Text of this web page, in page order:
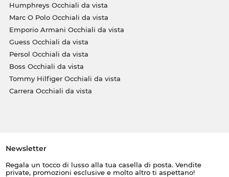
Humphreys Occhiali da vista
Marc O Polo Occhiali da vista
Emporio Armani Occhiali da vista
Guess Occhiali da vista
Persol Occhiali da vista
Boss Occhiali da vista
Tommy Hilfiger Occhiali da vista
Carrera Occhiali da vista
Newsletter
Regala un tocco di lusso alla tua casella di posta. Vendite
private, promozioni esclusive e molto altro ti aspettano!